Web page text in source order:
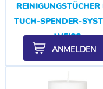
REINIGUNGSTÜCHER
TUCH-SPENDER-
WEISS
ANMELDEN